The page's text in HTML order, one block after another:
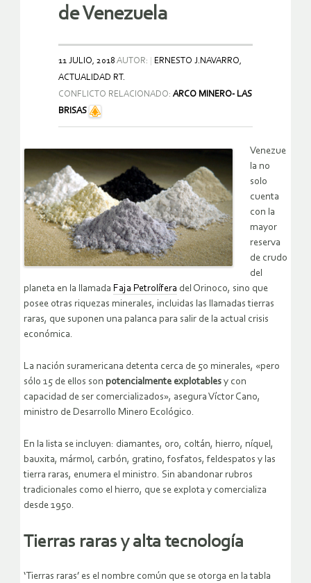
de Venezuela
11 JULIO, 2018 AUTOR:
ERNESTO J.NAVARRO,
ACTUALIDAD RT.
CONFLICTO RELACIONADO: ARCO MINERO- LAS
BRISAS
Venezue
la no
solo
cuenta
con la
mayor
reserva
de crudo
del
planeta en la llamada Faja Petrolífera del Orinoco, sino que
posee otras riquezas minerales, incluidas las llamadas tierras
raras, que suponen una palanca para salir de la actual crisis
económica.
La nación suramericana detenta cerca de 50 minerales, «pero
sólo 15 de ellos son potencialmente explotables y con
capacidad de ser comercializados», asegura Víctor Cano,
ministro de Desarrollo Minero Ecológico.
En la lista se incluyen: diamantes, oro, coltán, hierro, níquel,
bauxita, mármol, carbón, gratino, fosfatos, feldespatos y las
tierra raras, enumera el ministro. Sin abandonar rubros
tradicionales como el hierro, que se explota y comercializa
desde 1950.
Tierras raras y alta tecnología
‘Tierras raras’ es el nombre común que se otorga en la tabla